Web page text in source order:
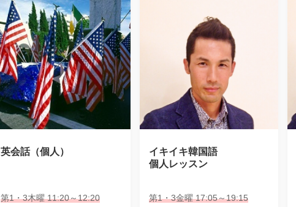
英会話（個人）
第1・3木曜 11:20～12:20
イキイキ韓国語
個人レッスン
第1・3金曜 17:05～19:15